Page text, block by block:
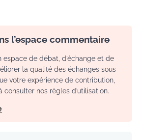
l’espace commentaire
espace de débat, d’échange et de
la qualité des échanges sous
votre expérience de contribution,
consulter nos règles d’utilisation.